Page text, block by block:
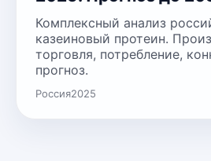
Комплексный анализ
казеиновый протеин.
торговля, потребление,
прогноз.
Россия2025